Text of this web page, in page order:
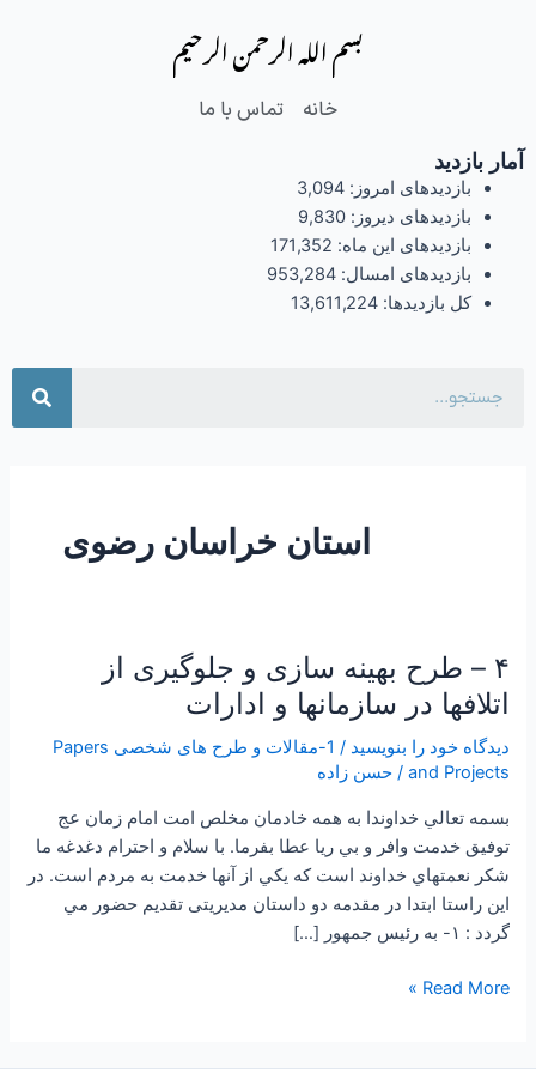
بسم الله الرحمن الرحیم
خانه تماس با ما
آمار بازدید
بازدیدهای امروز: 3,094
بازدیدهای دیروز: 9,830
بازدیدهای این ماه: 171,352
بازدیدهای امسال: 953,284
کل بازدیدها: 13,611,224
استان خراسان رضوی
۴ – طرح بهینه سازی و جلوگیری از
اتلافها در سازمانها و ادارات
دیدگاه‌ خود را بنویسید /
1-مقالات و طرح های شخصی Papers
and Projects
/حسن زاده
بسمه تعالي خداوندا به همه خادمان مخلص امت امام زمان عج
توفيق خدمت وافر و بي ريا عطا بفرما. با سلام و احترام دغدغه ما
شكر نعمتهاي خداوند است كه يكي از آنها خدمت به مردم است. در
اين راستا ابتدا در مقدمه دو داستان مديريتی تقديم حضور مي
گردد : ۱- به رئيس جمهور […]
۴
–
طرح
بهینه
سازی
از
اتلافها
در
سازمانها
Read More »